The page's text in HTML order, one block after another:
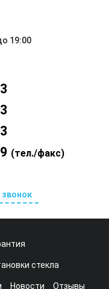
19:00
(тел./факс)
стекла
Новости Отзывы